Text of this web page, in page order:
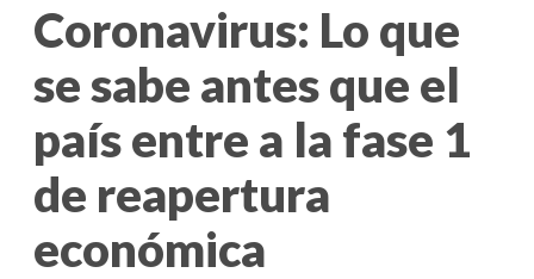
Coronavirus: Lo que
se sabe antes que el
país entre a la fase 1
de reapertura
económica